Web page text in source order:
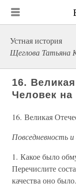
Устная история
Щеглова Татьяна
16.
Человек на
16. Великая
Повседневность
1. Какое было
Перечислите
качества оно было.